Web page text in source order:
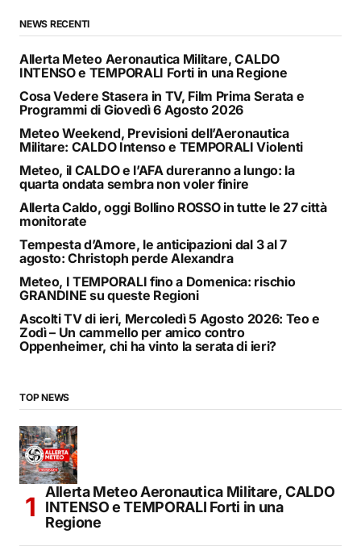
NEWS RECENTI
Allerta Meteo Aeronautica Militare, CALDO
INTENSO e TEMPORALI Forti in una Regione
Cosa Vedere Stasera in TV, Film Prima Serata e
Programmi di Giovedì 6 Agosto 2026
Meteo Weekend, Previsioni dell’Aeronautica
Militare: CALDO Intenso e TEMPORALI Violenti
Meteo, il CALDO e l’AFA dureranno a lungo: la
quarta ondata sembra non voler finire
Allerta Caldo, oggi Bollino ROSSO in tutte le 27 città
monitorate
Tempesta d’Amore, le anticipazioni dal 3 al 7
agosto: Christoph perde Alexandra
Meteo, I TEMPORALI fino a Domenica: rischio
GRANDINE su queste Regioni
Ascolti TV di ieri, Mercoledì 5 Agosto 2026: Teo e
Zodì – Un cammello per amico contro
Oppenheimer, chi ha vinto la serata di ieri?
TOP NEWS
Allerta Meteo Aeronautica Militare, CALDO
INTENSO e TEMPORALI Forti in una
Regione